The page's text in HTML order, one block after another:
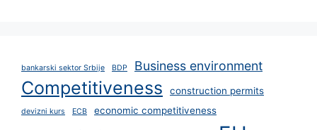
bankarski sektor Srbije BDP Business environment
Competitiveness construction permits
devizni kurs ECB economic competitiveness